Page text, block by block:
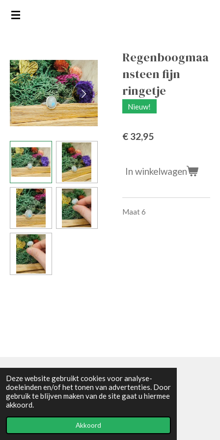
Deze website gebruikt cookies voor analyse-
doeleinden en/of het tonen van advertenties. Door
gebruik te blijven maken van de site gaat u hiermee
akkoord.
Akkoord
Ga
hoofdinhoud
Regenboogmaa
nsteen fijn
ringetje
Nieuw!
€ 32,95
In winkelwagen
Maat 6
Algemene voorwaarden
© 2021 - RC en mineralenshop Het vlinderpad